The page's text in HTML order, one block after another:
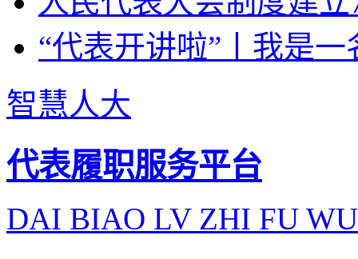
“代表开讲啦”丨我是
智慧人大
代表履职服务平台
DAI BIAO LV ZHI FU